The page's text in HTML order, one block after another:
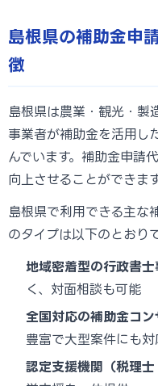
島根県の補助金申
徴
島根県は農業・観光・製
事業者が補助金を活用し
んでいます。補助金申請
向上させることができます
島根県で利用できる主な
のタイプは以下のとおりで
地域密着型の行政書士
く、対面相談も可能
全国対応の補助金コン
豊富で大型案件にも対
認定支援機関（税理士